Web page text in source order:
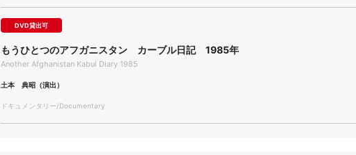
DVD貸出可
もうひとつのアフガニスタン カーブル日記 1985年
Another Afghanistan Kabul Diary 1985
土本 典昭（演出）
ドキュメンタリー/Documentary